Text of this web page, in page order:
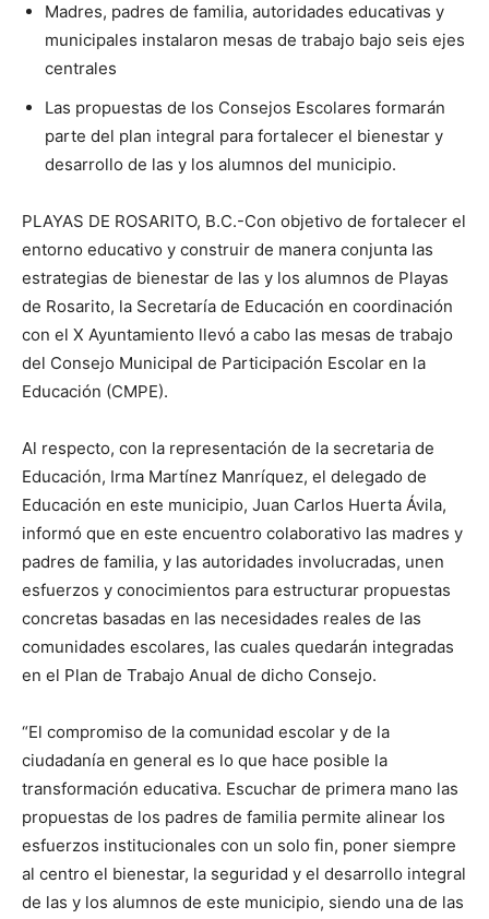
Madres, padres de familia, autoridades educativas y
municipales instalaron mesas de trabajo bajo seis ejes
centrales
Las propuestas de los Consejos Escolares formarán
parte del plan integral para fortalecer el bienestar y
desarrollo de las y los alumnos del municipio.
PLAYAS DE ROSARITO, B.C.-Con objetivo de fortalecer el
entorno educativo y construir de manera conjunta las
estrategias de bienestar de las y los alumnos de Playas
de Rosarito, la Secretaría de Educación en coordinación
con el X Ayuntamiento llevó a cabo las mesas de trabajo
del Consejo Municipal de Participación Escolar en la
Educación (CMPE).
Al respecto, con la representación de la secretaria de
Educación, Irma Martínez Manríquez, el delegado de
Educación en este municipio, Juan Carlos Huerta Ávila,
informó que en este encuentro colaborativo las madres y
padres de familia, y las autoridades involucradas, unen
esfuerzos y conocimientos para estructurar propuestas
concretas basadas en las necesidades reales de las
comunidades escolares, las cuales quedarán integradas
en el Plan de Trabajo Anual de dicho Consejo.
“El compromiso de la comunidad escolar y de la
ciudadanía en general es lo que hace posible la
transformación educativa. Escuchar de primera mano las
propuestas de los padres de familia permite alinear los
esfuerzos institucionales con un solo fin, poner siempre
al centro el bienestar, la seguridad y el desarrollo integral
de las y los alumnos de este municipio, siendo una de las